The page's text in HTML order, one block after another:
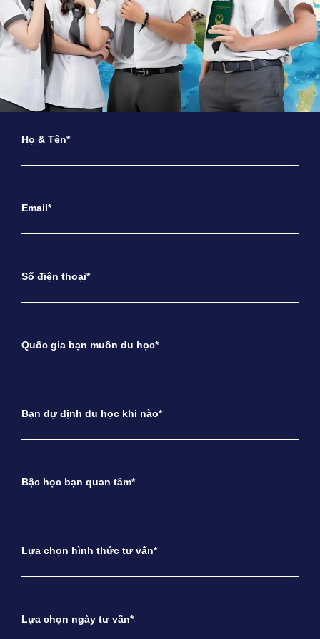
Họ & Tên*
Email*
Số điện thoại*
Quốc gia bạn muốn du học*
Bạn dự định du học khi nào*
Bậc học bạn quan tâm*
Lựa chọn hình thức tư vấn*
Lựa chọn ngày tư vấn*